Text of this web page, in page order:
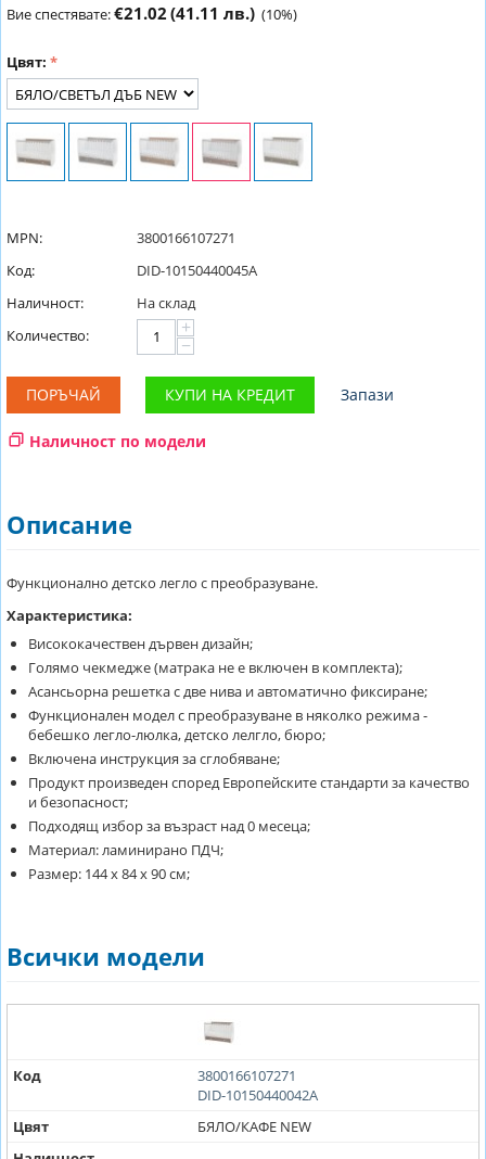
Вие спестявате:€21.02 (41.11 лв.) (10%)
Цвят:
MPN:
3800166107271
Код:
DID-10150440045A
Наличност:
На склад
Количество:
+
−
ПОРЪЧАЙ КУПИ НА КРЕДИТ Запази
Наличност по модели
Описание
Функционално детско легло с преобразуване.
Характеристика:
Висококачествен дървен дизайн;
Голямо чекмедже (матрака не е включен в комплекта);
Асансьорна решетка с две нива и автоматично фиксиране;
Функционален модел с преобразуване в няколко режима -
бебешко легло-люлка, детско лелгло, бюро;
Включена инструкция за сглобяване;
Продукт произведен според Европейските стандарти за качество
и безопасност;
Подходящ избор за възраст над 0 месеца;
Материал: ламинирано ПДЧ;
Размер: 144 х 84 х 90 см;
Всички модели
Код
3800166107271
DID-10150440042A
Цвят
БЯЛО/КАФЕ NEW